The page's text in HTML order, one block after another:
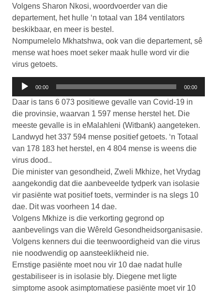
Volgens Sharon Nkosi, woordvoerder van die
departement, het hulle ‘n totaal van 184 ventilators
beskikbaar, en meer is bestel.
Nompumelelo Mkhatshwa, ook van die departement, sê
mense wat hoes moet seker maak hulle word vir die
virus getoets.
Klankspeler
00:00 00:00
Daar is tans 6 073 positiewe gevalle van Covid-19 in
die provinsie, waarvan 1 597 mense herstel het. Die
meeste gevalle is in eMalahleni (Witbank) aangeteken.
Landwyd het 337 594 mense positief getoets. ‘n Totaal
van 178 183 het herstel, en 4 804 mense is weens die
virus dood..
Die minister van gesondheid, Zweli Mkhize, het Vrydag
aangekondig dat die aanbeveelde tydperk van isolasie
vir pasiënte wat positief toets, verminder is na slegs 10
dae. Dit was voorheen 14 dae.
Volgens Mkhize is die verkorting gegrond op
aanbevelings van die Wêreld Gesondheidsorganisasie.
Volgens kenners dui die teenwoordigheid van die virus
nie noodwendig op aansteeklikheid nie.
Ernstige pasiënte moet nou vir 10 dae nadat hulle
gestabiliseer is in isolasie bly. Diegene met ligte
simptome asook asimptomatiese pasiënte moet vir 10